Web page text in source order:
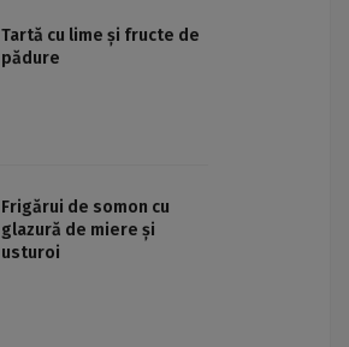
Tartă cu lime și fructe de
pădure
Frigărui de somon cu
glazură de miere și
usturoi